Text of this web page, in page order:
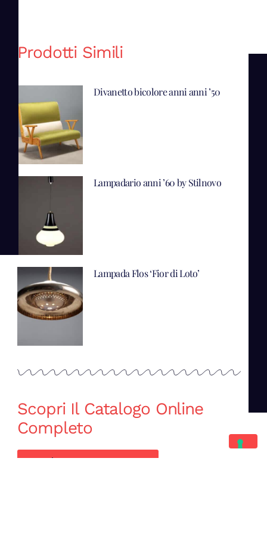
Prodotti Simili
Divanetto bicolore anni anni ’50
Lampadario anni ’60 by Stilnovo
Lampada Flos ‘Fior di Loto’
Scopri Il Catalogo Online
Completo
Catalogo Di Mano in Mano